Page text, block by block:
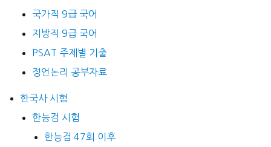
국가직 9급 국어
지방직 9급 국어
PSAT 주제별 기출
정언논리 공부자료
한국사 시험
한능검 시험
한능검 47회 이후